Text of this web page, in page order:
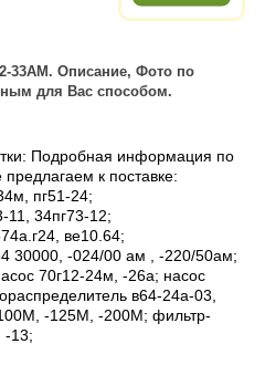
33АМ. Описание, Фото по
для Вас способом.
Подробная информация по
к поставке:
пг51-24;
11, 34пг73-12;
ве10.64;
30000, -024/00 ам , -220/50ам;
70г12-24м, -26а; насос
в64-24а-03,
-125М, -200М; фильтр-
-13;